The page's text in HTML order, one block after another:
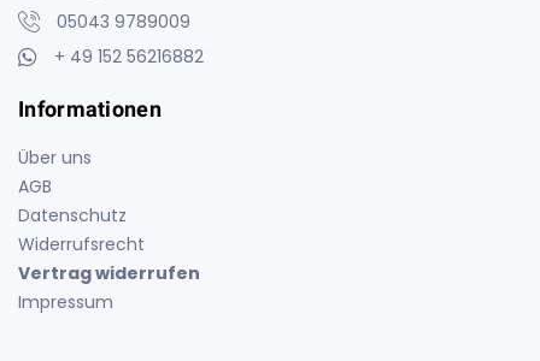
05043 9789009
+ 49 152 56216882
Informationen
Über uns
AGB
Datenschutz
Widerrufsrecht
Vertrag widerrufen
Impressum